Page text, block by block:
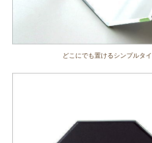
どこにでも置けるシンプルタ